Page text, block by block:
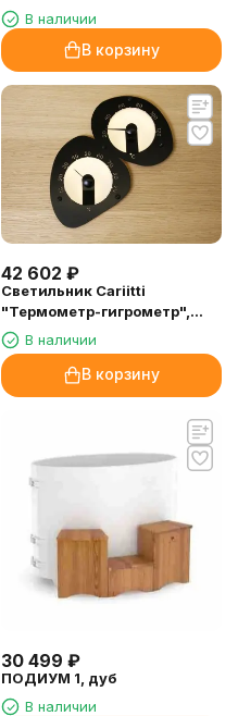
Licht-2000 FLIP (без
подключения к Fasel)
В наличии
В корзину
42 602 ₽
Светильник Cariitti
"Термометр-гигрометр",
черныйВ наличии
В корзину
30 499 ₽
ПОДИУМ 1, дуб
В наличии